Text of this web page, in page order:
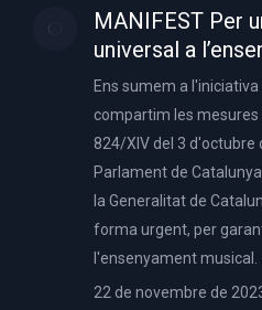
MANIFEST Per
universal a
Ens sumem a
compartim les mesures
824/XIV del 3 d'octubre
Parlament de
la Generalitat de
forma urgent, per
l'ensenyament musical.
22 de novembre de